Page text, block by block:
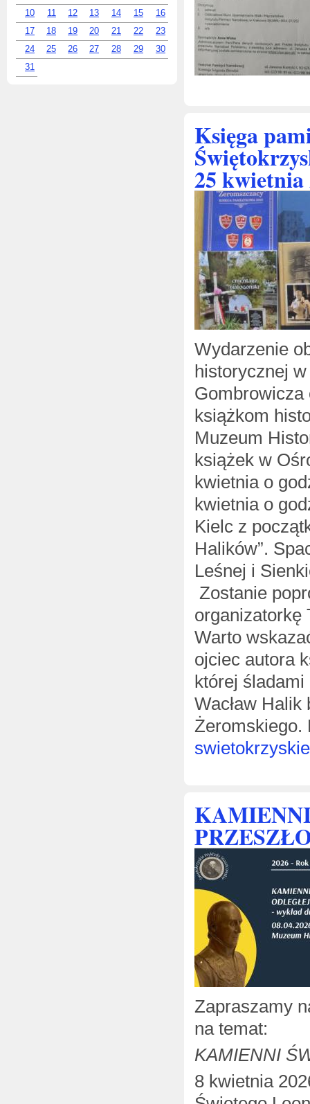
10
11 12 13 14 15
16
17
18 19 20 21 22
23
24
25 26 27 28 29
30
31
Księga
25 kwietnia
Wydarzenie
historycznej
Gombrowicza
książkom
Muzeum
książek w
kwietnia o
kwietnia o
Kielc z
Halików”.
Leśnej i
Zostanie
organizatorkę
Warto
ojciec autora
której śladami
Wacław
Żeromskiego.
Zapraszamy
na temat:
KAMIENNI
8 kwietnia